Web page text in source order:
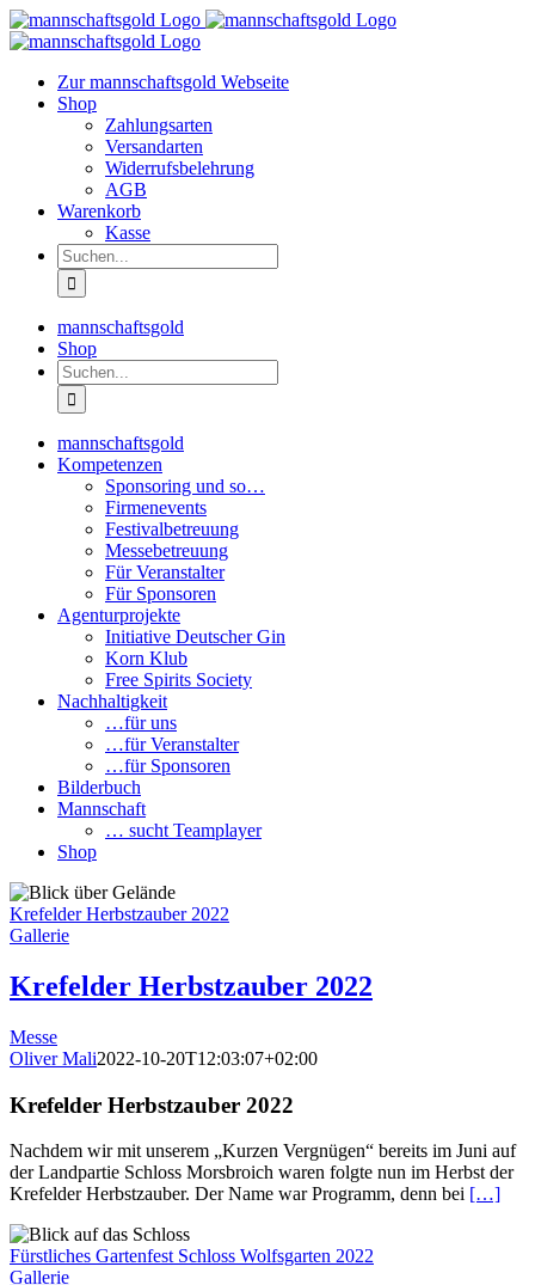
Zum
Inhalt
Zur mannschaftsgold Webseite
Shop
Zahlungsarten
Versandarten
Widerrufsbelehrung
AGB
Warenkorb
Kasse
Suche
nach:
mannschaftsgold
Shop
Suche
nach:
mannschaftsgold
Kompetenzen
Sponsoring und so…
Firmenevents
Festivalbetreuung
Messebetreuung
Für Veranstalter
Für Sponsoren
Agenturprojekte
Initiative Deutscher Gin
Korn Klub
Free Spirits Society
Nachhaltigkeit
…für uns
…für Veranstalter
…für Sponsoren
Bilderbuch
Mannschaft
… sucht Teamplayer
Shop
Krefelder Herbstzauber 2022
Gallerie
Krefelder Herbstzauber 2022
Messe
Oliver Mali2022-10-20T12:03:07+02:00
Krefelder Herbstzauber 2022
Nachdem wir mit unserem „Kurzen Vergnügen“ bereits im Juni auf
der Landpartie Schloss Morsbroich waren folgte nun im Herbst der
Krefelder Herbstzauber. Der Name war Programm, denn bei […]
Fürstliches Gartenfest Schloss Wolfsgarten 2022
Gallerie